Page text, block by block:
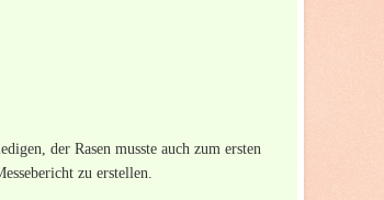
der Rasen musste auch zum ersten
zu erstellen.